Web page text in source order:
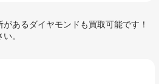
あるダイヤモンドも買取可能です！
。